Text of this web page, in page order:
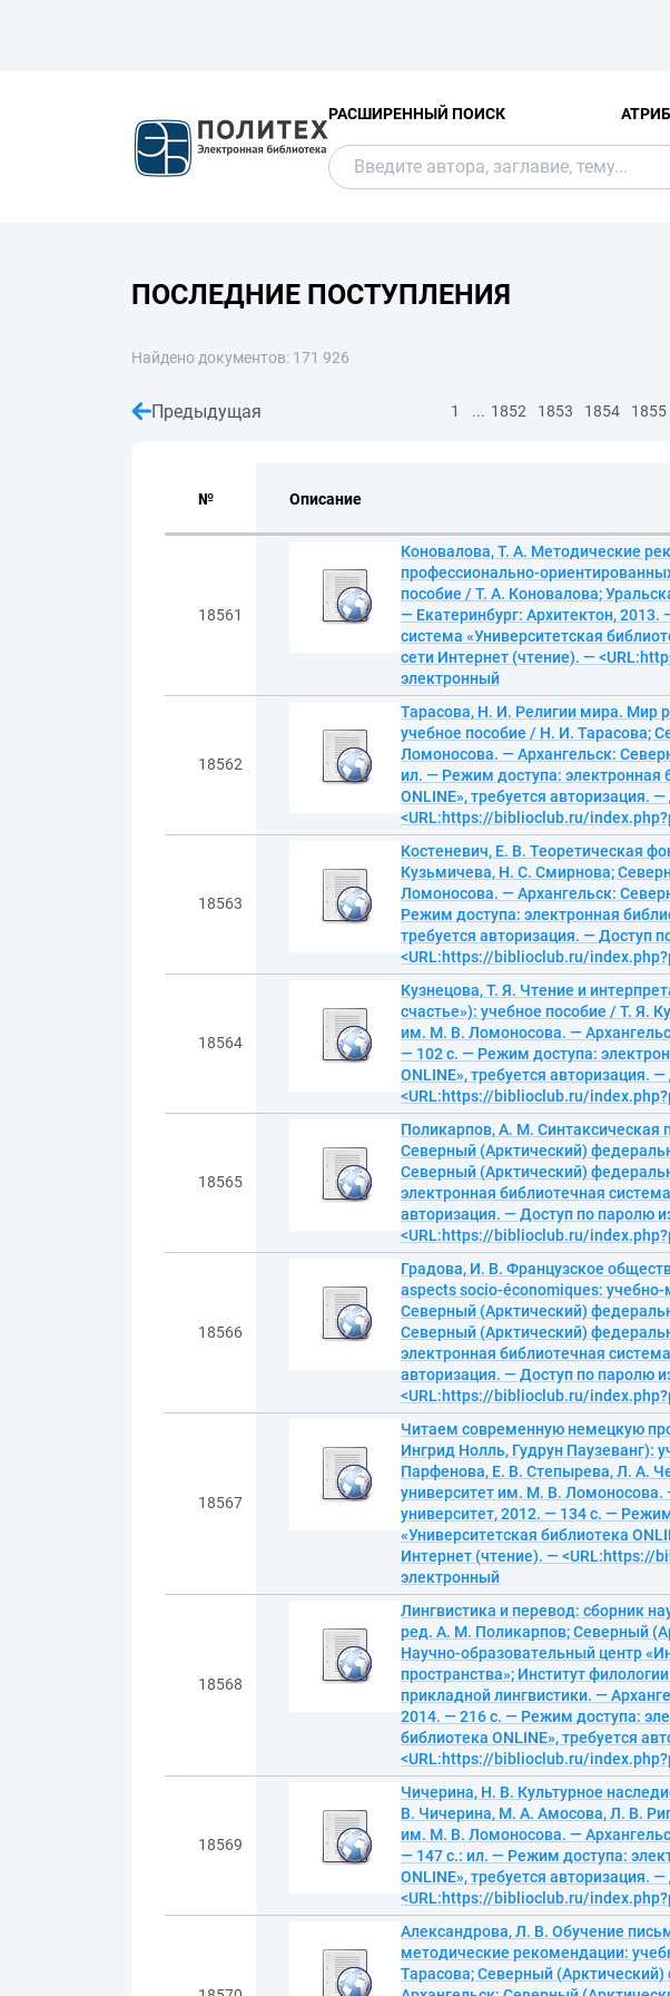
РАСШИРЕННЫЙ ПОИСК
ПОСЛЕДНИЕ ПОСТУПЛЕНИЯ
Найдено документов: 171 926
Предыдущая 1 ... 1852 1853 1854 1855
№ Описание
18561
Коновалова, Т. А. Методические
профессионально-
пособие / Т. А. Коновалова;
— Екатеринбург: Архитектон,
система «Университетская
сети Интернет (чтение). —
электронный
18562
Тарасова, Н. И. Религии мира. Мир
учебное пособие / Н. И. Тарасова;
Ломоносова. — Архангельск:
ил. — Режим доступа: электронная
ONLINE», требуется авторизация.
<URL:https://biblioclub.ru/
18563
Костеневич, Е. В. Теоретическая
Кузьмичева, Н. С. Смирнова;
Ломоносова. — Архангельск:
Режим доступа: электронная
требуется авторизация. — Доступ
<URL:https://biblioclub.ru/
18564
Кузнецова, Т. Я. Чтение и
счастье»): учебное пособие / Т. Я.
им. М. В. Ломоносова. —
— 102 с. — Режим доступа:
ONLINE», требуется авторизация.
<URL:https://biblioclub.ru/
18565
Поликарпов, А. М.
Северный (Арктический)
Северный (Арктический)
электронная библиотечная
авторизация. — Доступ по паролю
<URL:https://biblioclub.ru/
18566
Градова, И. В. Французское
aspects socio-économiques:
Северный (Арктический)
Северный (Арктический)
электронная библиотечная
авторизация. — Доступ по паролю
<URL:https://biblioclub.ru/
18567
Читаем современную немецкую
Ингрид Нолль, Гудрун Паузеванг):
Парфенова, Е. В. Степырева, Л. А.
университет им. М. В.
университет, 2012. — 134 с. —
«Университетская библиотека
Интернет (чтение). — <URL:https://
электронный
18568
Лингвистика и перевод: сборник
ред. А. М. Поликарпов; Северный
Научно-образовательный центр
пространства»; Институт
прикладной лингвистики. —
2014. — 216 с. — Режим доступа:
библиотека ONLINE», требуется
<URL:https://biblioclub.ru/
18569
Чичерина, Н. В. Культурное
В. Чичерина, М. А. Амосова, Л. В.
им. М. В. Ломоносова. —
— 147 с.: ил. — Режим доступа:
ONLINE», требуется авторизация.
<URL:https://biblioclub.ru/
Александрова, Л. В. Обучение
методические рекомендации:
Тарасова; Северный